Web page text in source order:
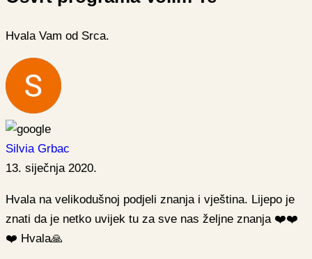
Hvala Vam od Srca.
Silvia Grbac
13. siječnja 2020.
Hvala na velikodušnoj podjeli znanja i vještina. Lijepo je
znati da je netko uvijek tu za sve nas željne znanja ❤️❤️
❤️ Hvala🙏